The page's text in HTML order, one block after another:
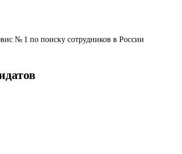
№ 1 по поиску сотрудников в России